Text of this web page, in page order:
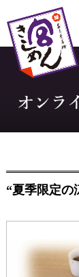
“夏季限定